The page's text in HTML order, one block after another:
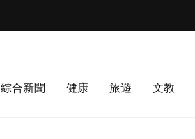
綜合新聞 健康 旅遊 文教